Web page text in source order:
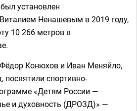
установлен
Ненашевым в 2019 году,
10 266 метров в
Конюхов и Иван Меняйло,
посвятили спортивно-
«Детям России —
и духовность (ДРОЗД)» —